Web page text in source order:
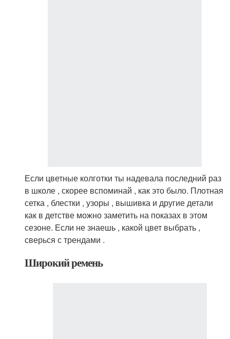
Если цветные колготки ты надевала последний раз
в школе , скорее вспоминай , как это было. Плотная
сетка , блестки , узоры , вышивка и другие детали
как в детстве можно заметить на показах в этом
сезоне. Если не знаешь , какой цвет выбрать ,
сверься с трендами .
Широкий ремень